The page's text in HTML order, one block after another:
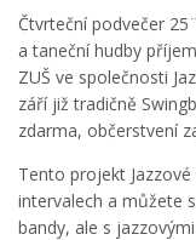
Čtvrteční podvečer
a taneční hudby
ZUŠ ve společnosti
září již tradičně
zdarma, občerstvení
Tento projekt
intervalech a můžete
bandy, ale s